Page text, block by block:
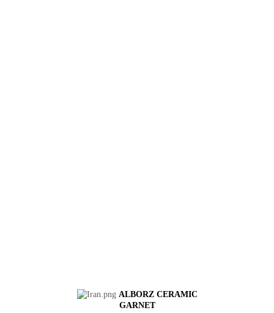
ALBORZ CERAMIC
GARNET